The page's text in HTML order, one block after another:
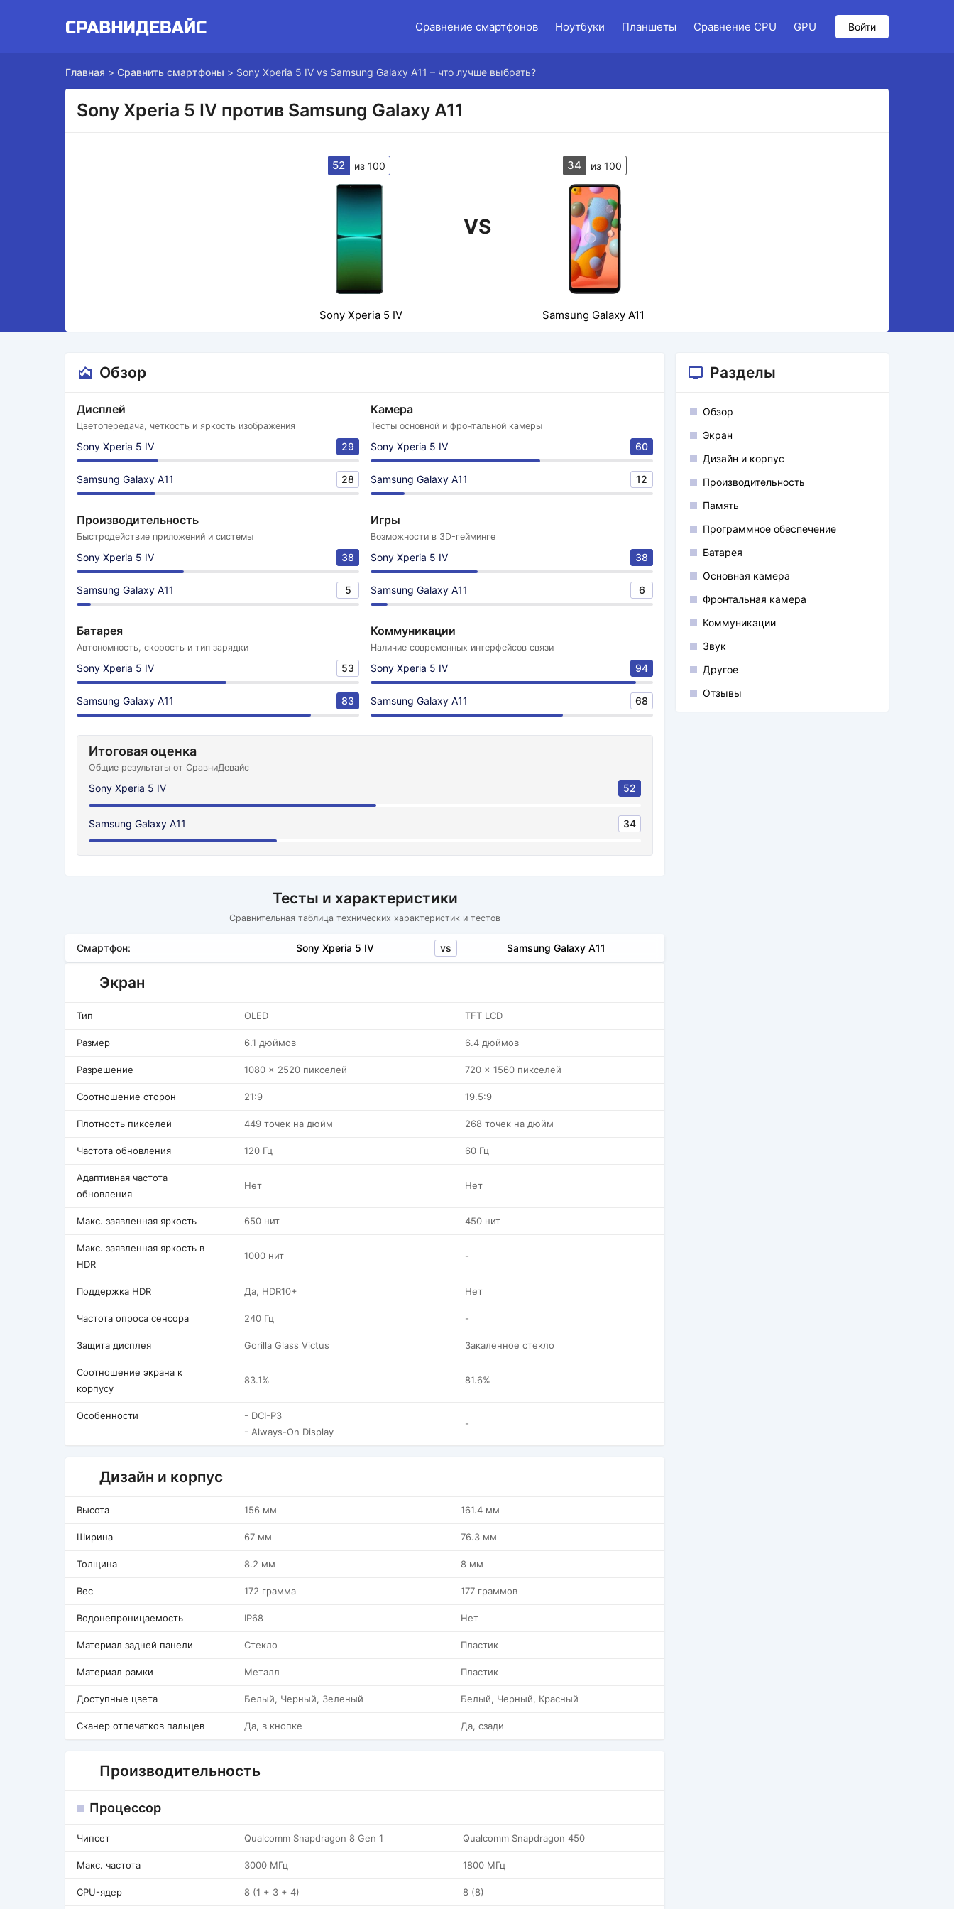
Сравнение смартфонов Ноутбуки Планшеты Сравнение CPU GPU Войти
Главная > Сравнить смартфоны > Sony Xperia 5 IV vs Samsung Galaxy A11 – что лучше выбрать?
Sony Xperia 5 IV против Samsung Galaxy A11
52 из 100
VS
34 из 100
Sony Xperia 5 IV Samsung Galaxy A11
Обзор
Дисплей
Цветопередача, четкость и яркость изображения
Sony Xperia 5 IV 29
Samsung Galaxy A11 28
Камера
Тесты основной и фронтальной камеры
Sony Xperia 5 IV 60
Samsung Galaxy A11 12
Производительность
Быстродействие приложений и системы
Sony Xperia 5 IV 38
Samsung Galaxy A11 5
Игры
Возможности в 3D-гейминге
Sony Xperia 5 IV 38
Samsung Galaxy A11 6
Батарея
Автономность, скорость и тип зарядки
Sony Xperia 5 IV 53
Samsung Galaxy A11 83
Коммуникации
Наличие современных интерфейсов связи
Sony Xperia 5 IV 94
Samsung Galaxy A11 68
Итоговая оценка
Общие результаты от СравниДевайс
Sony Xperia 5 IV 52
Samsung Galaxy A11 34
Тесты и характеристики
Сравнительная таблица технических характеристик и тестов
Смартфон: Sony Xperia 5 IV vs Samsung Galaxy A11
Экран
Тип OLED TFT LCD
Размер 6.1 дюймов 6.4 дюймов
Разрешение 1080 x 2520 пикселей 720 x 1560 пикселей
Соотношение сторон 21:9 19.5:9
Плотность пикселей 449 точек на дюйм 268 точек на дюйм
Частота обновления 120 Гц 60 Гц
Адаптивная частота
обновления
Нет Нет
Макс. заявленная яркость 650 нит 450 нит
Макс. заявленная яркость в
HDR
1000 нит -
Поддержка HDR Да, HDR10+ Нет
Частота опроса сенсора 240 Гц -
Защита дисплея Gorilla Glass Victus Закаленное стекло
Соотношение экрана к
корпусу
83.1% 81.6%
Особенности
- DCI-P3
- Always-On Display
-
Дизайн и корпус
Высота 156 мм 161.4 мм
Ширина 67 мм 76.3 мм
Толщина 8.2 мм 8 мм
Вес 172 грамма 177 граммов
Водонепроницаемость IP68 Нет
Материал задней панели Стекло Пластик
Материал рамки Металл Пластик
Доступные цвета Белый, Черный, Зеленый Белый, Черный, Красный
Сканер отпечатков пальцев Да, в кнопке Да, сзади
Производительность
Процессор
Чипсет Qualcomm Snapdragon 8 Gen 1 Qualcomm Snapdragon 450
Макс. частота 3000 МГц 1800 МГц
CPU-ядер 8 (1 + 3 + 4) 8 (8)
Разделы
Обзор
Экран
Дизайн и корпус
Производительность
Память
Программное обеспечение
Батарея
Основная камера
Фронтальная камера
Коммуникации
Звук
Другое
Отзывы